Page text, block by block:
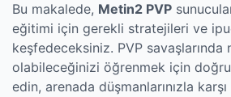
Bu makalede, Metin2 PVP
eğitimi için gerekli stratejileri ve
keşfedeceksiniz. PVP savaşlarında
olabileceğinizi öğrenmek için
edin, arenada düşmanlarınızla karşı